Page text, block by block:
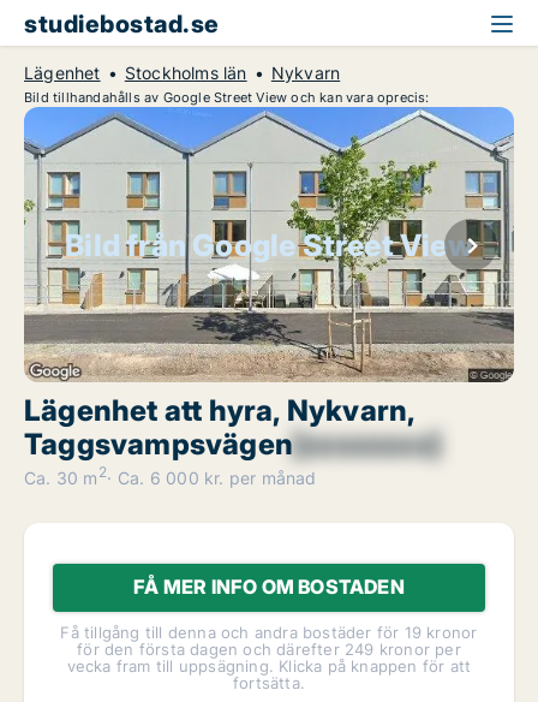
studiebostad.se
Lägenhet Stockholms län Nykvarn
Bild tillhandahålls av Google Street View och kan vara oprecis:
Bild från Google Street View
Lägenhet att hyra, Nykvarn,
Taggsvampsvägen[xxxxxxxx]
Ca. 30 m 2 Ca. 6 000 kr. per månad
FÅ MER INFO OM BOSTADEN
Få tillgång till denna och andra bostäder för 19 kronor
för den första dagen och därefter 249 kronor per
vecka fram till uppsägning. Klicka på knappen för att
fortsätta.